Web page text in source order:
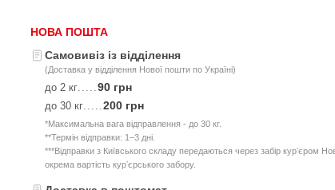
НОВА ПОШТА
Самовивіз із відділення
(Доставка у відділення Нової пошти по Україні)
до 2 кг.....90 грн
до 30 кг.....200 грн
*Максимальна вага відправлення - до 30 кг.
**Термін відправки: 1–3 дні.
***Відправки з Київського складу передаються через забір курʼєром
окрема вартість курʼєрського забору.